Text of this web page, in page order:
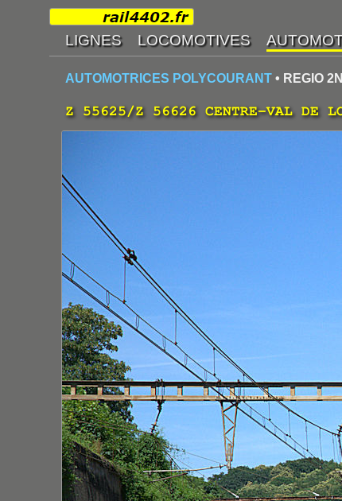
AUTOMOTRICES POLYCOURANT • REGIO
Z 55625/Z 56626 CENTRE-VAL DE